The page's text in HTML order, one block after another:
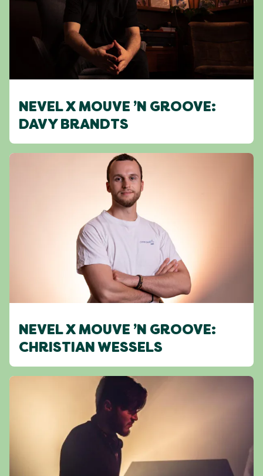
NEVEL X MOUVE ’N GROOVE:
DAVY BRANDTS
NEVEL X MOUVE ’N GROOVE:
CHRISTIAN WESSELS